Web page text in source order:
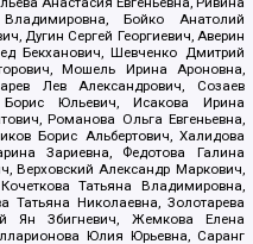
Бойко Анатолий
Дугин Сергей Георгиевич, Аверин
Бекханович, Шевченко Дмитрий
Мошель Ирина Ароновна,
Лев Александрович, Созаев
Борис Юльевич, Исакова Ирина
Романова Ольга Евгеньевна,
Борис Альбертович, Халидова
Зариевна, Федотова Галина
Верховский Александр Маркович,
Татьяна Владимировна,
Татьяна Николаевна, Золотарева
Ян Збигневич, Жемкова Елена
Юлия Юрьевна, Саранг